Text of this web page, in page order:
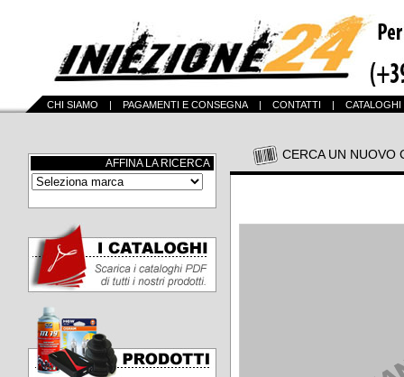
CHI SIAMO | PAGAMENTI E CONSEGNA| CONTATTI | CATALOGHI
AFFINA LA RICERCA
CERCA UN NUOVO